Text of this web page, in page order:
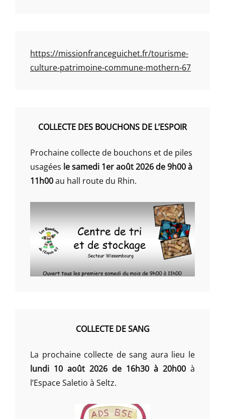
https://missionfranceguichet.fr/tourisme-
culture-patrimoine-commune-mothern-67
COLLECTE DES BOUCHONS DE L’ESPOIR
Prochaine collecte de bouchons et de piles
usagées le samedi 1er août 2026 de 9h00 à
11h00au hall route du Rhin.
COLLECTE DE SANG
La prochaine collecte de sang aura lieu le
lundi 10 août 2026 de 16h30 à 20h00 à
l’Espace Saletio à Seltz.